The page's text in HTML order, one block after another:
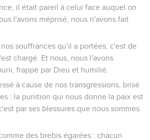
il était pareil à celui face auquel on
l'avons méprisé, nous n'avons fait
souffrances qu'il a portées, c'est de
chargé. Et nous, nous l'avons
frappé par Dieu et humilié.
à cause de nos transgressions, brisé
: la punition qui nous donne la paix est
par ses blessures que nous sommes
des brebis égarées : chacun